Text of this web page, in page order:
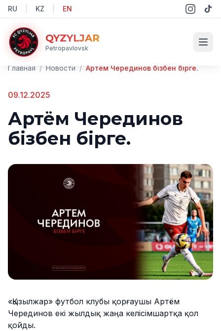
RU KZ EN
QYZYLJAR
Petropavlovsk
Главная / Новости / Артём Черединов бізбен бірге.
09.12.2025
Артём Черединов
бізбен бірге.
«Қызылжар» футбол клубы қорғаушы Артём
Черединов екі жылдық жаңа келісімшартқа қол
қойды.